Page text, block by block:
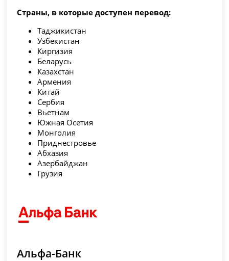
Страны, в которые доступен перевод:
Таджикистан
Узбекистан
Киргизия
Беларусь
Казахстан
Армения
Китай
Сербия
Вьетнам
Южная Осетия
Монголия
Приднестровье
Абхазия
Азербайджан
Грузия
Альфа-Банк